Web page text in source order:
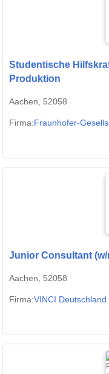
Studentische
Produktion
Aachen, 52058
Firma:Fraunhofer-
Junior Consultant
Aachen, 52058
Firma:VINCI Deutschland